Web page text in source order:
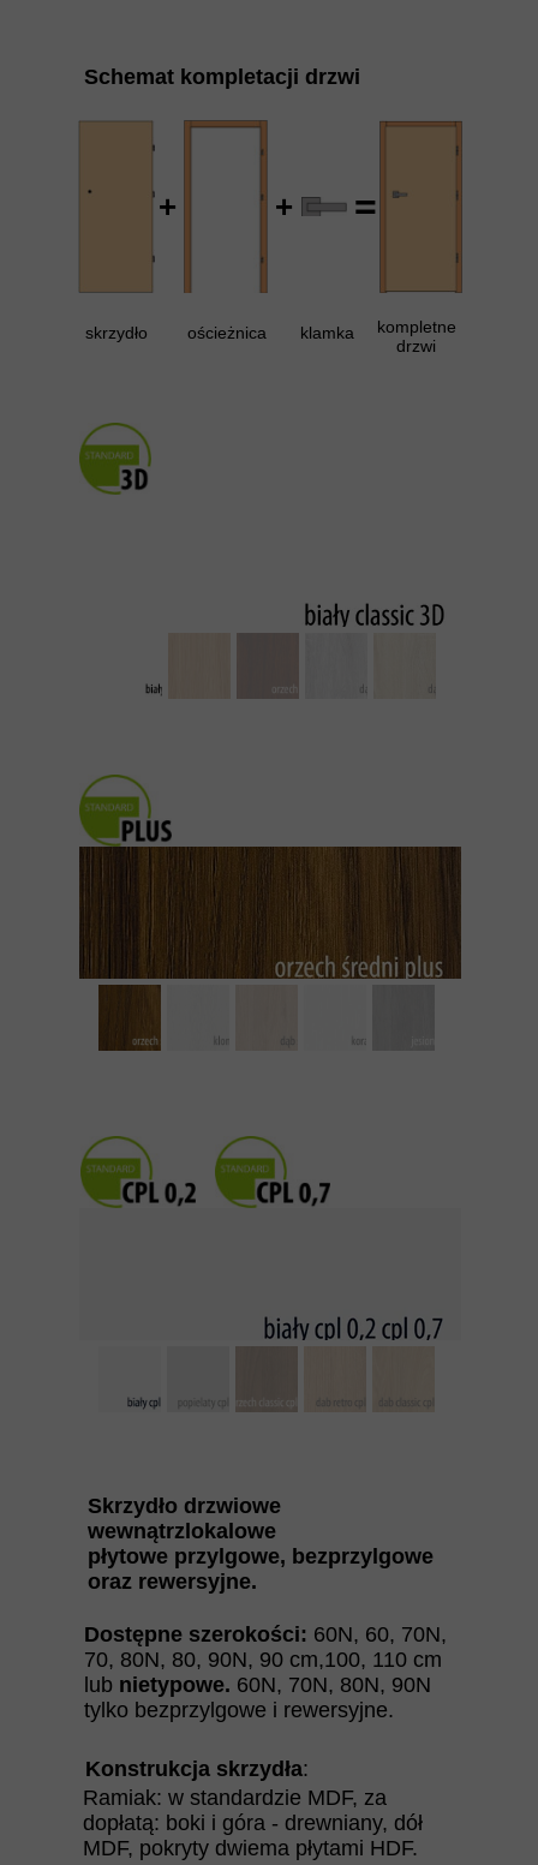
Ramiak: w standardzie MDF, za
dopłatą: boki i góra - drewniany, dół
MDF, pokryty dwiema płytami HDF.
Konstrukcja skrzydła:
kompletne
drzwi
klamka
ościeżnica
skrzydło
=
+
+
Schemat kompletacji drzwi
Skrzydło drzwiowe
wewnątrzlokalowe
płytowe przylgowe, bezprzylgowe
oraz rewersyjne.
Dostępne szerokości: 60N, 60, 70N,
70, 80N, 80, 90N, 90 cm,100, 110 cm
lub nietypowe. 60N, 70N, 80N, 90N
tylko bezprzylgowe i rewersyjne.